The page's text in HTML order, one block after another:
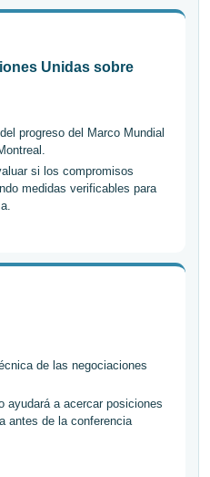
Unidas sobre
progreso del Marco Mundial
si los compromisos
medidas verificables para
de las negociaciones
ayudará a acercar posiciones
antes de la conferencia